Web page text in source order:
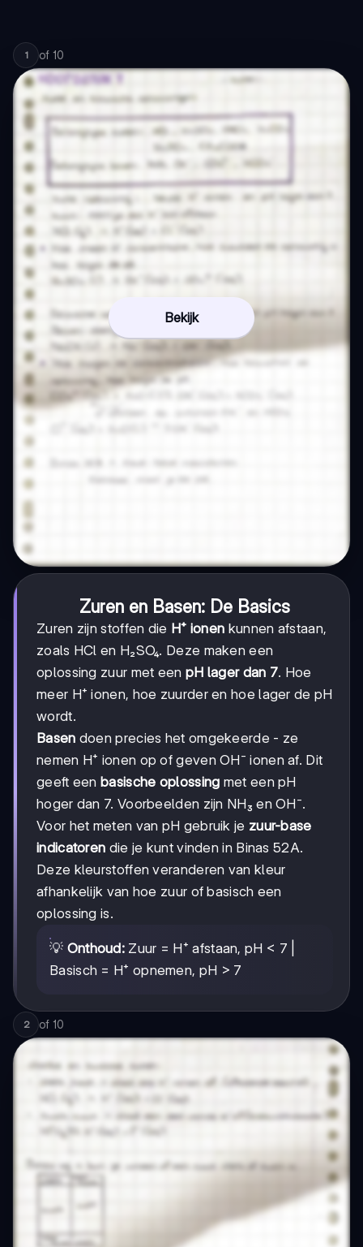
1 of 10
Bekijk
Zuren en Basen: De Basics
Zuren zijn stoffen die H⁺ ionen kunnen afstaan,
zoals HCl en H₂SO₄. Deze maken een
oplossing zuur met een pH lager dan 7. Hoe
meer H⁺ ionen, hoe zuurder en hoe lager de pH
wordt.
Basen doen precies het omgekeerde - ze
nemen H⁺ ionen op of geven OH⁻ ionen af. Dit
geeft eenbasische oplossing met een pH
hoger dan 7. Voorbeelden zijn NH₃ en OH⁻.
Voor het meten van pH gebruik je zuur-base
indicatoren die je kunt vinden in Binas 52A.
Deze kleurstoffen veranderen van kleur
afhankelijk van hoe zuur of basisch een
oplossing is.
💡 Onthoud: Zuur = H⁺ afstaan, pH < 7 |
Basisch = H⁺ opnemen, pH > 7
2 of 10